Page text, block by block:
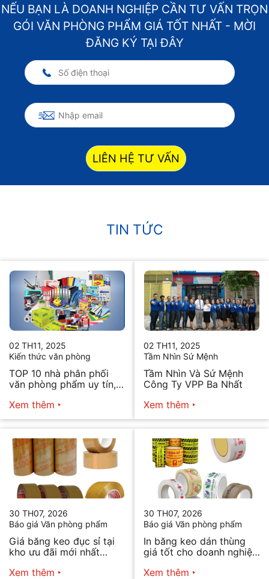
NẾU BẠN LÀ DOANH NGHIỆP CẦN TƯ VẤN TRỌN
GÓI VĂN PHÒNG PHẨM GIÁ TỐT NHẤT - MỜI
ĐĂNG KÝ TẠI ĐÂY
LIÊN HỆ TƯ VẤN
TIN TỨC
02 TH11, 2025
Kiến thức văn phòng
TOP 10 nhà phân phối
văn phòng phẩm uy tín,
Xem thêm
02 TH11, 2025
Tầm Nhìn Sứ Mệnh
Tầm Nhìn Và Sứ Mệnh
Công Ty VPP Ba Nhất
Xem thêm
30 TH07, 2026
Báo giá Văn phòng phẩm
Giá băng keo đục sỉ tại
kho ưu đãi mới nhất
Xem thêm
30 TH07, 2026
Báo giá Văn phòng phẩm
In băng keo dán thùng
giá tốt cho doanh nghiệp
Xem thêm